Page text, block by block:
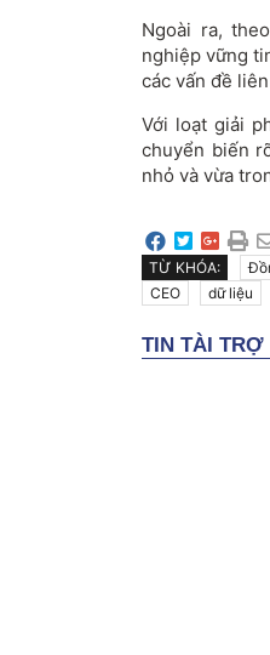
Ngoài ra,
nghiệp vững
các vấn đề
Với loạt giải
chuyển biến
nhỏ và vừa
TỪ KHÓA:
CEO
dữ liệu